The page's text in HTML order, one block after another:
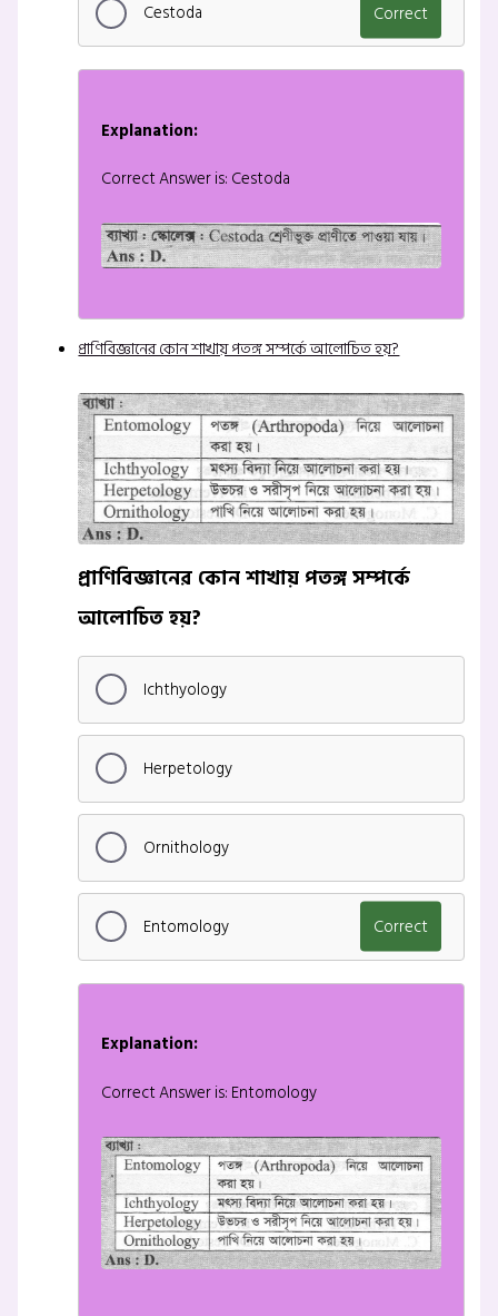
Cestoda Correct
Explanation:
Correct Answer is: Cestoda
প্রাণিবিজ্ঞানের কোন শাখায় পতঙ্গ সম্পর্কে আলোচিত হয়?
প্রাণিবিজ্ঞানের কোন শাখায় পতঙ্গ সম্পর্কে
আলোচিত হয়?
Ichthyology
Herpetology
Ornithology
Entomology Correct
Explanation:
Correct Answer is: Entomology